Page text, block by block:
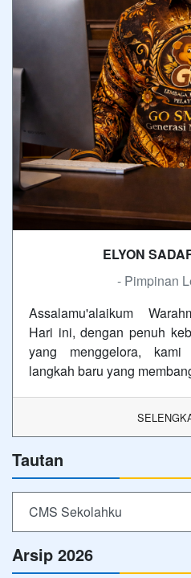
ELYON
- Pimpinan
Assalamu'alaikum
Hari ini, dengan penuh
yang menggelora, kami
langkah baru yang
Tautan
CMS Sekolahku
Arsip 2026